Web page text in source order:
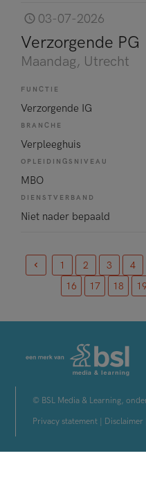
03-07-2026
Verzorgende PG
Maandag, Utrecht
FUNCTIE
Verzorgende IG
BRANCHE
Verpleeghuis
OPLEIDINGSNIVEAU
MBO
DIENSTVERBAND
Niet nader bepaald
1 2 3 4
16 17 18
© BSL Media & Learning,
Privacy statement
Disclaimer